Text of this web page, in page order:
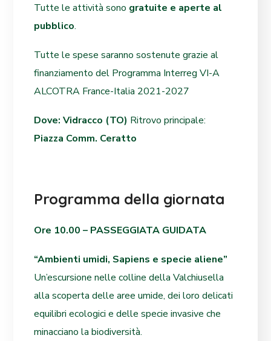
Tutte le attività sono gratuite e aperte al
pubblico.
Tutte le spese saranno sostenute grazie al
finanziamento del Programma Interreg VI-A
ALCOTRA France-Italia 2021-2027
Dove: Vidracco (TO) Ritrovo principale:
Piazza Comm. Ceratto
Programma della giornata
Ore 10.00 – PASSEGGIATA GUIDATA
“Ambienti umidi, Sapiens e specie aliene”
Un’escursione nelle colline della Valchiusella
alla scoperta delle aree umide, dei loro delicati
equilibri ecologici e delle specie invasive che
minacciano la biodiversità.